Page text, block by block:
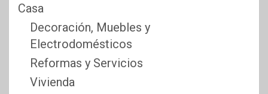
Casa
Decoración, Muebles y
Electrodomésticos
Reformas y Servicios
Vivienda